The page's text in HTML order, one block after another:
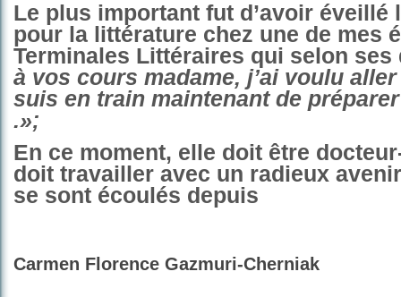
Le plus important fut d’avoir éveillé
pour la littérature chez une de mes
Terminales Littéraires qui selon
à vos cours madame, j’ai voulu
suis en train maintenant de
.»;
En ce moment, elle doit être
doit travailler avec un radieux
se sont écoulés depuis
Carmen Florence Gazmuri-Cherniak